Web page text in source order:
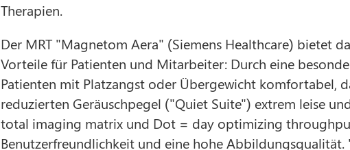
Therapien.
Der MRT "Magnetom Aera" (Siemens Healthcare) bietet
Vorteile für Patienten und Mitarbeiter: Durch eine
Patienten mit Platzangst oder Übergewicht komfortabel,
reduzierten Geräuschpegel ("Quiet Suite") extrem leise
total imaging matrix und Dot = day optimizing
Benutzerfreundlichkeit und eine hohe